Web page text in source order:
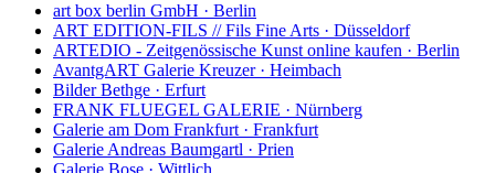
art box berlin GmbH · Berlin
ART EDITION-FILS // Fils Fine Arts · Düsseldorf
ARTEDIO - Zeitgenössische Kunst online kaufen · Berlin
AvantgART Galerie Kreuzer · Heimbach
Bilder Bethge · Erfurt
FRANK FLUEGEL GALERIE · Nürnberg
Galerie am Dom Frankfurt · Frankfurt
Galerie Andreas Baumgartl · Prien